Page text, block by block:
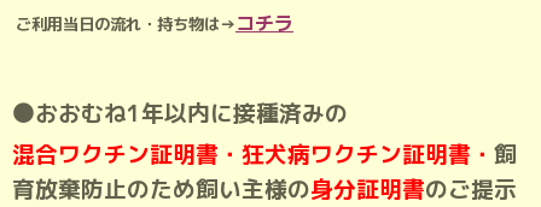
ご利用当日の流れ・持ち物は→コチラ
⚫おおむね1年以内に接種済みの
混合ワクチン証明書・狂犬病ワクチン証明書・ 飼
育放棄防止のため飼い主様の身分証明書のご提示